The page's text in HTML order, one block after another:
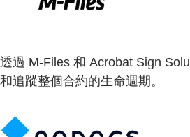
透過 M-Files 和 Acrobat Sign
和追蹤整個合約的生命週期。